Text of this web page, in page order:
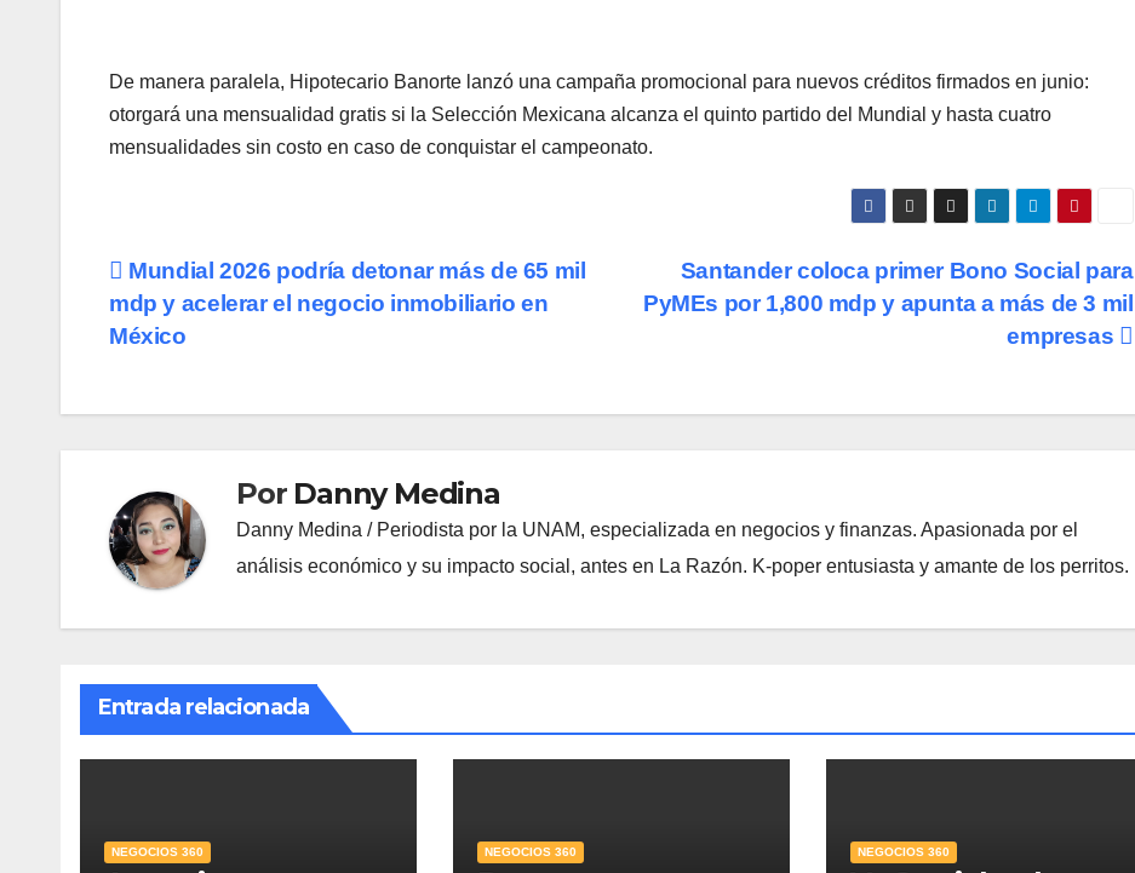
De manera paralela, Hipotecario Banorte lanzó una campaña promocional para nuevos créditos firmados en junio:
otorgará una mensualidad gratis si la Selección Mexicana alcanza el quinto partido del Mundial y hasta cuatro
mensualidades sin costo en caso de conquistar el campeonato.
Navegación
de
Santander coloca primer Bono Social para
PyMEs por 1,800 mdp y apunta a más de 3 mil
empresas
Mundial 2026 podría detonar más de 65 mil
mdp y acelerar el negocio inmobiliario en
México
Por Danny Medina
Danny Medina / Periodista por la UNAM, especializada en negocios y finanzas. Apasionada por el
análisis económico y su impacto social, antes en La Razón. K-poper entusiasta y amante de los perritos.
Entrada relacionada
NEGOCIOS 360 NEGOCIOS 360 NEGOCIOS 360